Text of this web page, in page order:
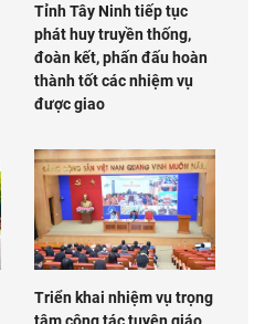
Tỉnh Tây Ninh tiếp tục
phát huy truyền thống,
đoàn kết, phấn đấu hoàn
thành tốt các nhiệm vụ
được giao
Triển khai nhiệm vụ trọng